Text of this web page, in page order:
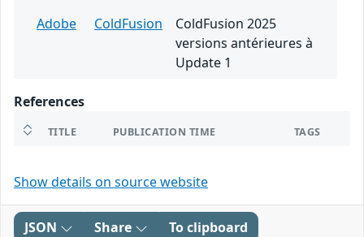
Adobe
ColdFusion
ColdFusion 2025
versions antérieures à
Update 1
References
TITLE PUBLICATION TIME TAGS
Show details on source website
JSON Share To clipboard